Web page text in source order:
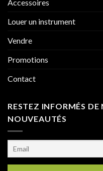
Accessoires
Louer un instrument
Vendre
Promotions
Contact
RESTEZ INFORMÉS
NOUVEAUTÉS